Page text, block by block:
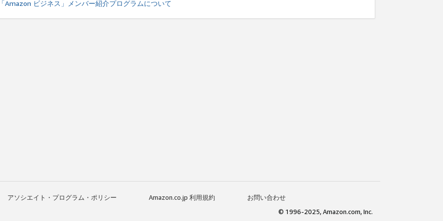
Amazon ビジネス」メンバー紹介プログラムについて
アソシエイト・プログラム・ポリシー Amazon.co.jp 利用規約
お問い合わせ
© 1996-2025, Amazon.com, Inc.